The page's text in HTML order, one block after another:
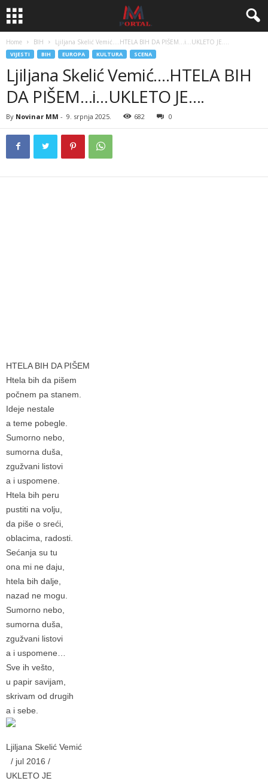
Home BIH Ljiljana Skelić Vemić….HTELA BIH DA PIŠEM…i…UKLETO JE….
VIJESTI BIH EUROPA KULTURA SCENA
Ljiljana Skelić Vemić….HTELA BIH
DA PIŠEM…i…UKLETO JE….
By Novinar MM - 9. srpnja 2025. 682 0
HTELA BIH DA PIŠEM
Htela bih da pišem
počnem pa stanem.
Ideje nestale
a teme pobegle.
Sumorno nebo,
sumorna duša,
zgužvani listovi
a i uspomene.
Htela bih peru
pustiti na volju,
da piše o sreći,
oblacima, radosti.
Sećanja su tu
ona mi ne daju,
htela bih dalje,
nazad ne mogu.
Sumorno nebo,
sumorna duša,
zgužvani listovi
a i uspomene…
Sve ih vešto,
u papir savijam,
skrivam od drugih
a i sebe.
Ljiljana Skelić Vemić
/ jul 2016 /
UKLETO JE